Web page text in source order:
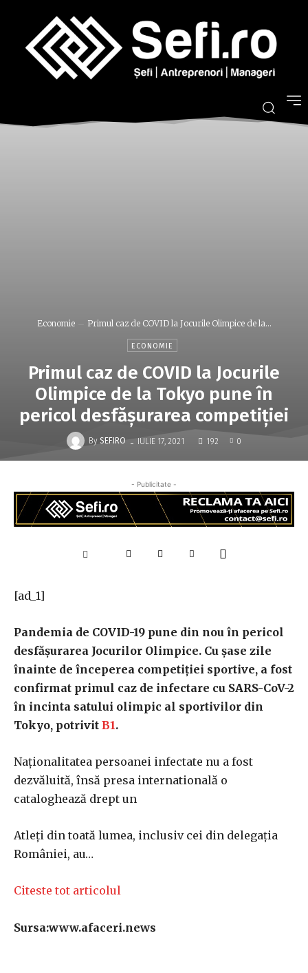
Economie Primul caz de COVID la Jocurile Olimpice de la...
ECONOMIE
Primul caz de COVID la Jocurile
Olimpice de la Tokyo pune în
pericol desfășurarea competiției
By SEFIRO - IULIE 17, 2021 192 0
- Publicitate -
[ad_1]
Pandemia de COVID-19 pune din nou în pericol
desfășurarea Jocurilor Olimpice. Cu şase zile
înainte de începerea competiţiei sportive, a fost
confirmat primul caz de infectare cu SARS-CoV-2
în incinta satului olimpic al sportivilor din
Tokyo, potrivit B1.
Naționalitatea persoanei infectate nu a fost
dezvăluită, însă presa internatională o
cataloghează drept un
Atleţi din toată lumea, inclusiv cei din delegația
României, au…
Citeste tot articolul
Sursa:www.afaceri.news